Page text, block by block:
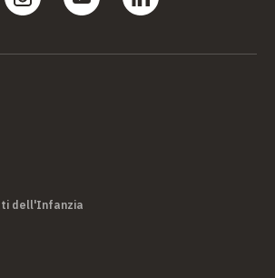
dell'Infanzia